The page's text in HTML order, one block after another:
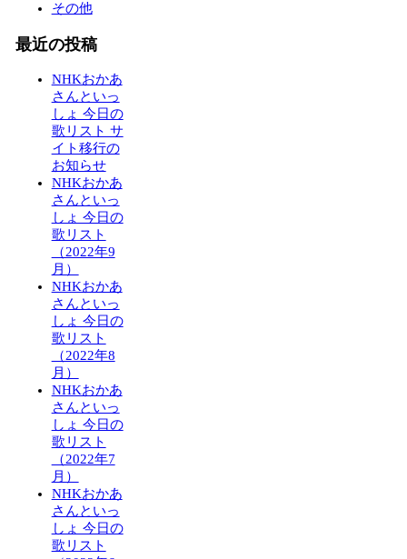
その他
最近の投稿
NHKおかあ
さんといっ
しょ 今日の
歌リスト サ
イト移行の
お知らせ
NHKおかあ
さんといっ
しょ 今日の
歌リスト
（2022年9
月）
NHKおかあ
さんといっ
しょ 今日の
歌リスト
（2022年8
月）
NHKおかあ
さんといっ
しょ 今日の
歌リスト
（2022年7
月）
NHKおかあ
さんといっ
しょ 今日の
歌リスト